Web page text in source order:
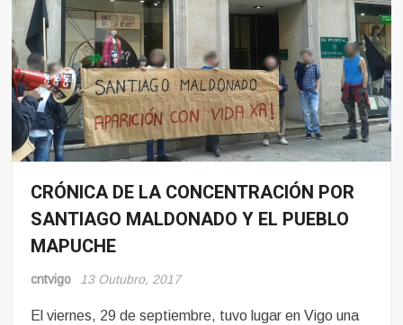
Noticias
CRÓNICA DE LA CONCENTRACIÓN POR
SANTIAGO MALDONADO Y EL PUEBLO
MAPUCHE
cntvigo 13 Outubro, 2017
El viernes, 29 de septiembre, tuvo lugar en Vigo una